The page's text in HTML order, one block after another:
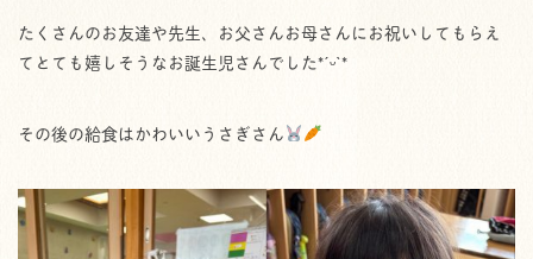
たくさんのお友達や先生、お父さんお母さんにお祝いしてもらえ
てとても嬉しそうなお誕生児さんでした*ˊᵕˋ*
その後の給食はかわいいうさぎさん